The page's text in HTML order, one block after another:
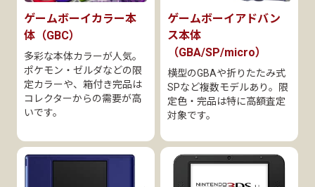
ゲームボーイカラー本
体（GBC）
多彩な本体カラーが人気。
ポケモン・ゼルダなどの限
定カラーや、箱付き完品は
コレクターからの需要が高
いです。
ゲームボーイアドバン
ス本体
（GBA/SP/micro）
横型のGBAや折りたたみ式
SPなど複数モデルあり。限
定色・完品は特に高額査定
対象です。